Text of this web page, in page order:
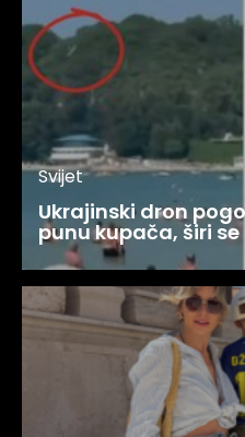
Svijet
Ukrajinski dron
punu kupača, širi